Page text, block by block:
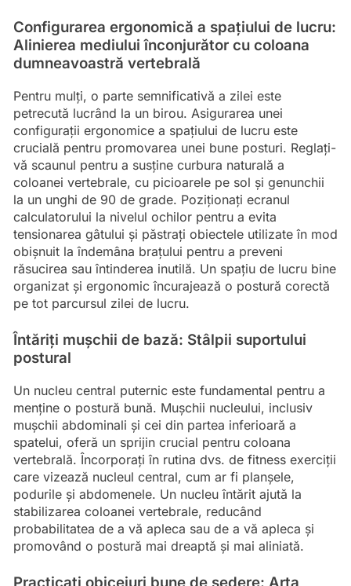
Configurarea ergonomică a spațiului de lucru:
Alinierea mediului înconjurător cu coloana
dumneavoastră vertebrală
Pentru mulți, o parte semnificativă a zilei este
petrecută lucrând la un birou. Asigurarea unei
configurații ergonomice a spațiului de lucru este
crucială pentru promovarea unei bune posturi. Reglați-
vă scaunul pentru a susține curbura naturală a
coloanei vertebrale, cu picioarele pe sol și genunchii
la un unghi de 90 de grade. Poziționați ecranul
calculatorului la nivelul ochilor pentru a evita
tensionarea gâtului și păstrați obiectele utilizate în mod
obișnuit la îndemâna brațului pentru a preveni
răsucirea sau întinderea inutilă. Un spațiu de lucru bine
organizat și ergonomic încurajează o postură corectă
pe tot parcursul zilei de lucru.
Întăriți mușchii de bază: Stâlpii suportului
postural
Un nucleu central puternic este fundamental pentru a
menține o postură bună. Mușchii nucleului, inclusiv
mușchii abdominali și cei din partea inferioară a
spatelui, oferă un sprijin crucial pentru coloana
vertebrală. Încorporați în rutina dvs. de fitness exerciții
care vizează nucleul central, cum ar fi planșele,
podurile și abdomenele. Un nucleu întărit ajută la
stabilizarea coloanei vertebrale, reducând
probabilitatea de a vă apleca sau de a vă apleca și
promovând o postură mai dreaptă și mai aliniată.
Practicați obiceiuri bune de ședere: Arta